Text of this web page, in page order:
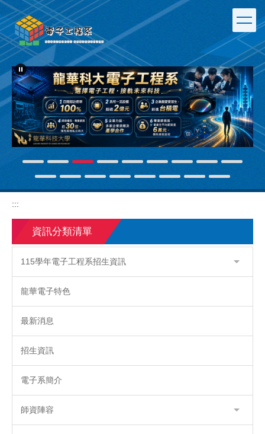
跳
到
主
要
內
容
區
:::
資訊分類清單
115學年電子工程系招生資訊
龍華電子特色
最新消息
招生資訊
電子系簡介
師資陣容